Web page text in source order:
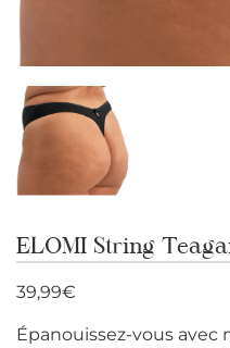
ELOMI String
39,99€
Épanouissez-vous